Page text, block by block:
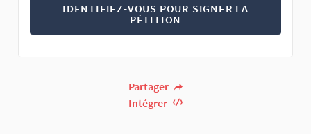
IDENTIFIEZ-VOUS POUR SIGNER LA
PÉTITION
Partager
Intégrer